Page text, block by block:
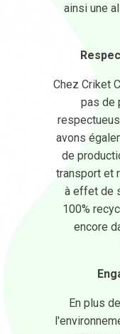
ainsi une
Chez Criket
pas de
avons
de
transport et
à effet de
100%
encore
En plus